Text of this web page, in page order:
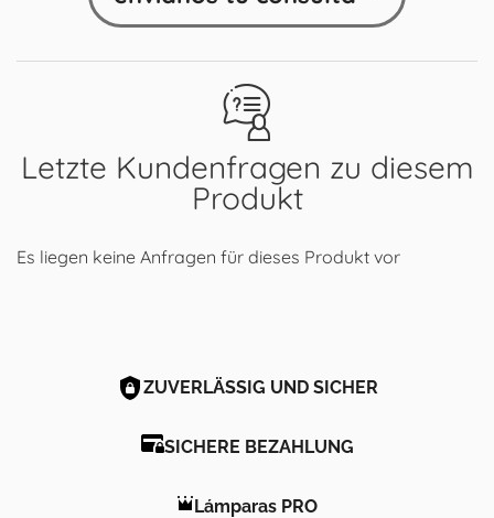
Letzte Kundenfragen zu diesem
Produkt
Es liegen keine Anfragen für dieses Produkt vor
ZUVERLÄSSIG UND SICHER
SICHERE BEZAHLUNG
Lámparas PRO